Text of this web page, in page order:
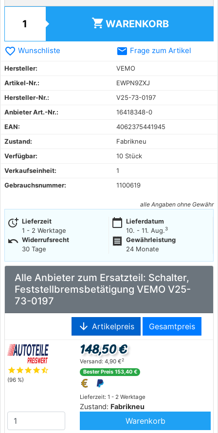
shopping_cart WARENKORB
favorite_border Wunschliste email Frage zum Artikel
Hersteller:
VEMO
Artikel-Nr.:
EWPN9ZXJ
Hersteller-Nr.:
V25-73-0197
Anbieter Art.-Nr.:
16418348-0
EAN:
4062375441945
Zustand:
Fabrikneu
Verfügbar:
10 Stück
Verkaufseinheit:
1
Gebrauchsnummer:
1100619
alle Angaben ohne Gewähr
more_time Lieferzeit
1 - 2 Werktage
calendar_today Lieferdatum
10. - 11. Aug.3
undo Widerrufsrecht
30 Tage
receipt
Gewährleistung
24 Monate
Alle Anbieter zum Ersatzteil: Schalter,
Feststellbremsbetätigung VEMO V25-
73-0197
arrow_downward Artikelpreis Gesamtpreis
starstarstarstarstar_half
(96 %)
Lieferzeit: 1 - 2 Werktage
Zustand: Fabrikneu
148,50 €
Versand: 4,90 €2
Bester Preis 153,40 €
Warenkorb